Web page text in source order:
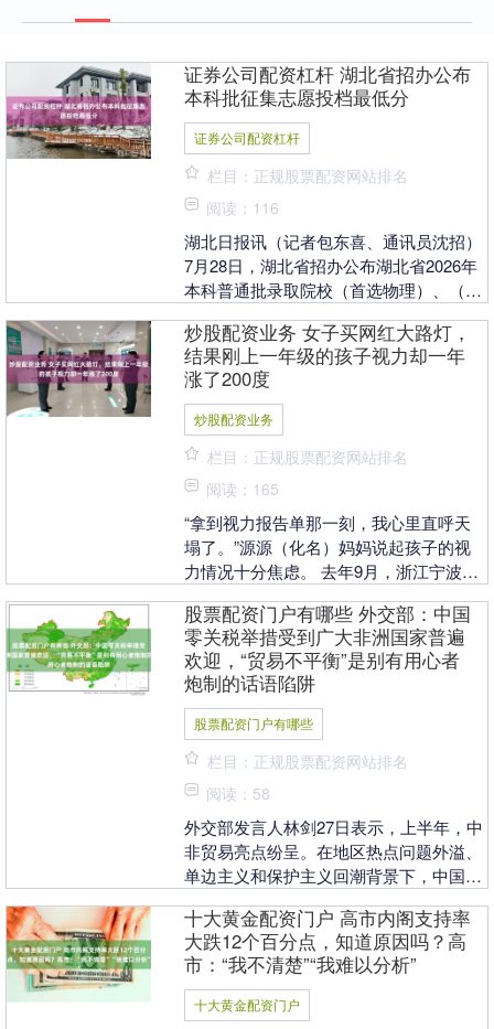
证券公司配资杠杆 湖北省招办公布
本科批征集志愿投档最低分
证券公司配资杠杆
栏目：正规股票配资网站排名
阅读：116
湖北日报讯（记者包东喜、通讯员沈招）
7月28日，湖北省招办公布湖北省2026年
本科普通批录取院校（首选物理）、（首
2026年技....
炒股配资业务 女子买网红大路灯，
结果刚上一年级的孩子视力却一年
涨了200度
炒股配资业务
栏目：正规股票配资网站排名
阅读：165
“拿到视力报告单那一刻，我心里直呼天
塌了。”源源（化名）妈妈说起孩子的视
力情况十分焦虑。 去年9月，浙江宁波的
书、写作业等近....
股票配资门户有哪些 外交部：中国
零关税举措受到广大非洲国家普遍
欢迎，“贸易不平衡”是别有用心者
炮制的话语陷阱
股票配资门户有哪些
栏目：正规股票配资网站排名
阅读：58
外交部发言人林剑27日表示，上半年，中
非贸易亮点纷呈。在地区热点问题外溢、
单边主义和保护主义回潮背景下，中国以
配资门户有哪些....
十大黄金配资门户 高市内阁支持率
大跌12个百分点，知道原因吗？高
市：“我不清楚”“我难以分析”
十大黄金配资门户